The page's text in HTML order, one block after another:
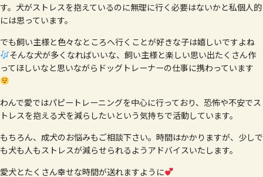
す。犬がストレスを抱えているのに無理に行く必要はないかと私個人的
には思っています。
でも飼い主様と色々なところへ行くことが好きな子は嬉しいですよね
そんな犬が多くなればいいな、飼い主様と楽しい思い出たくさん作
ってほしいなと思いながらドッグトレーナーの仕事に携わっています
わんで愛ではパピートレーニングを中心に行っており、恐怖や不安でス
トレスを抱える犬を減らしたいという気持ちで活動しています。
もちろん、成犬のお悩みもご相談下さい。時間はかかりますが、少しで
も犬も人もストレスが減らせられるようアドバイスいたします。
愛犬とたくさん幸せな時間が送れますように